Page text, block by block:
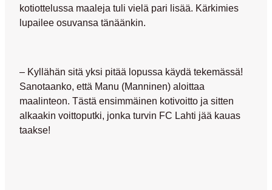
kotiottelussa maaleja tuli vielä pari lisää. Kärkimies
lupailee osuvansa tänäänkin.
– Kyllähän sitä yksi pitää lopussa käydä tekemässä!
Sanotaanko, että Manu (Manninen) aloittaa
maalinteon. Tästä ensimmäinen kotivoitto ja sitten
alkaakin voittoputki, jonka turvin FC Lahti jää kauas
taakse!